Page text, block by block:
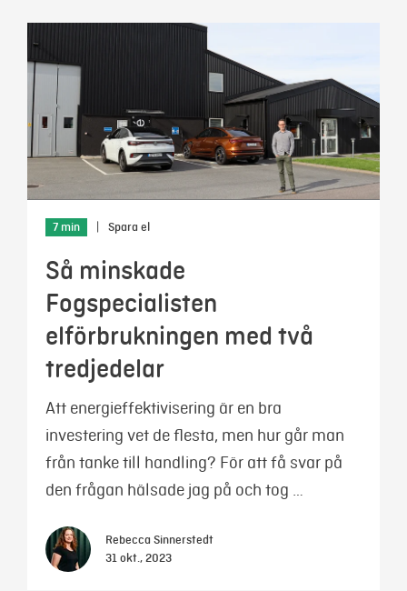
7 min Spara el
Så minskade
Fogspecialisten
elförbrukningen med två
tredjedelar
Att energieffektivisering är en bra
investering vet de flesta, men hur går man
från tanke till handling? För att få svar på
den frågan hälsade jag på och tog …
Rebecca Sinnerstedt
31 okt., 2023